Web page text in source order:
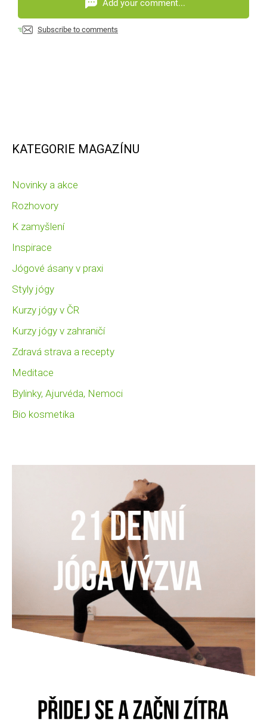
Add your comment...
Subscribe to comments
KATEGORIE MAGAZÍNU
Novinky a akce
Rozhovory
K zamyšlení
Inspirace
Jógové ásany v praxi
Styly jógy
Kurzy jógy v ČR
Kurzy jógy v zahraničí
Zdravá strava a recepty
Meditace
Bylinky, Ajurvéda, Nemoci
Bio kosmetika